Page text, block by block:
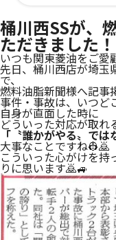
桶川西SSが、
ただきました
いつも関東菱油をご愛
先日、桶川西店が埼玉
で、
燃料油脂新聞様へ記事
事件・事故は、いつど
自身が直面した時に
どういった対応が取れ
「〝誰かがやる〟では
大事なことですね👷🙇
こういった心がけを持
りに思います🙇🚙